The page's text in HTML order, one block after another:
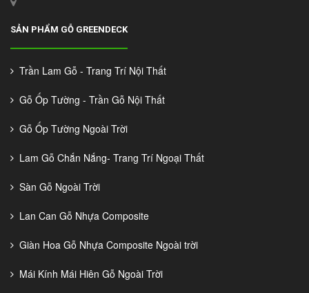
SẢN PHẨM GỖ GREENDECK
Trần Lam Gỗ - Trang Trí Nội Thất
Gỗ Ốp Tường - Trần Gỗ Nội Thất
Gỗ Ốp Tường Ngoài Trời
Lam Gỗ Chắn Nắng- Trang Trí Ngoại Thất
Sàn Gỗ Ngoài Trời
Lan Can Gỗ Nhựa Composite
Giàn Hoa Gỗ Nhựa Composite Ngoài trời
Mái Kính Mái Hiên Gỗ Ngoài Trời